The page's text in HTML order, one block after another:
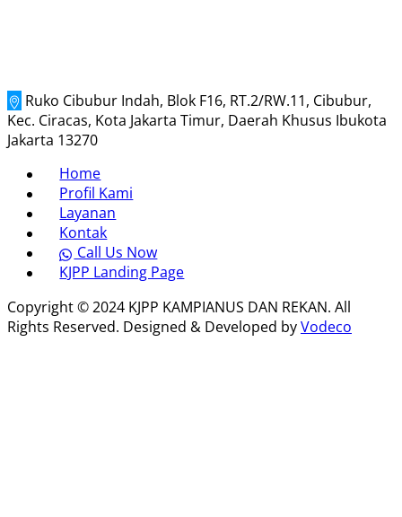
Ruko Cibubur Indah, Blok F16, RT.2/RW.11, Cibubur,
Kec. Ciracas, Kota Jakarta Timur, Daerah Khusus Ibukota
Jakarta 13270
Home
Profil Kami
Layanan
Kontak
Call Us Now
KJPP Landing Page
Copyright © 2024 KJPP KAMPIANUS DAN REKAN. All
Rights Reserved. Designed & Developed byVodeco